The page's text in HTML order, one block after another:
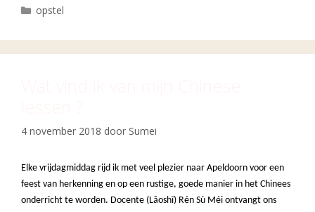
Categorieën
opstel
4 november 2018 door Sumei
Elke vrijdagmiddag rijd ik met veel plezier naar Apeldoorn voor een
feest van herkenning en op een rustige, goede manier in het Chinees
onderricht te worden. Docente (Lǎoshī) Rén Sù Méi ontvangt ons